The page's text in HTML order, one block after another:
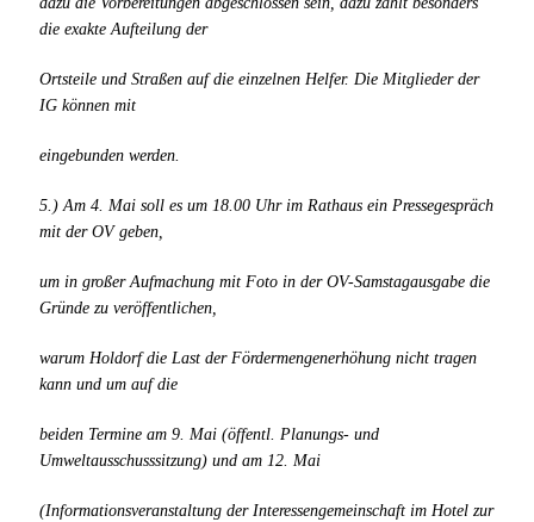
die exakte Aufteilung der
Ortsteile und Straßen auf die einzelnen Helfer. Die Mitglieder der
IG können mit
eingebunden werden.
5.) Am 4. Mai soll es um 18.00 Uhr im Rathaus ein Pressegespräch
mit der OV geben,
um in großer Aufmachung mit Foto in der OV-Samstagausgabe die
Gründe zu veröffentlichen,
warum Holdorf die Last der Fördermengenerhöhung nicht tragen
kann und um auf die
beiden Termine am 9. Mai (öffentl. Planungs- und
Umweltausschusssitzung) und am 12. Mai
(Informationsveranstaltung der Interessengemeinschaft im Hotel zur